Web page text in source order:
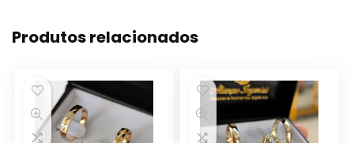
Produtos relacionados